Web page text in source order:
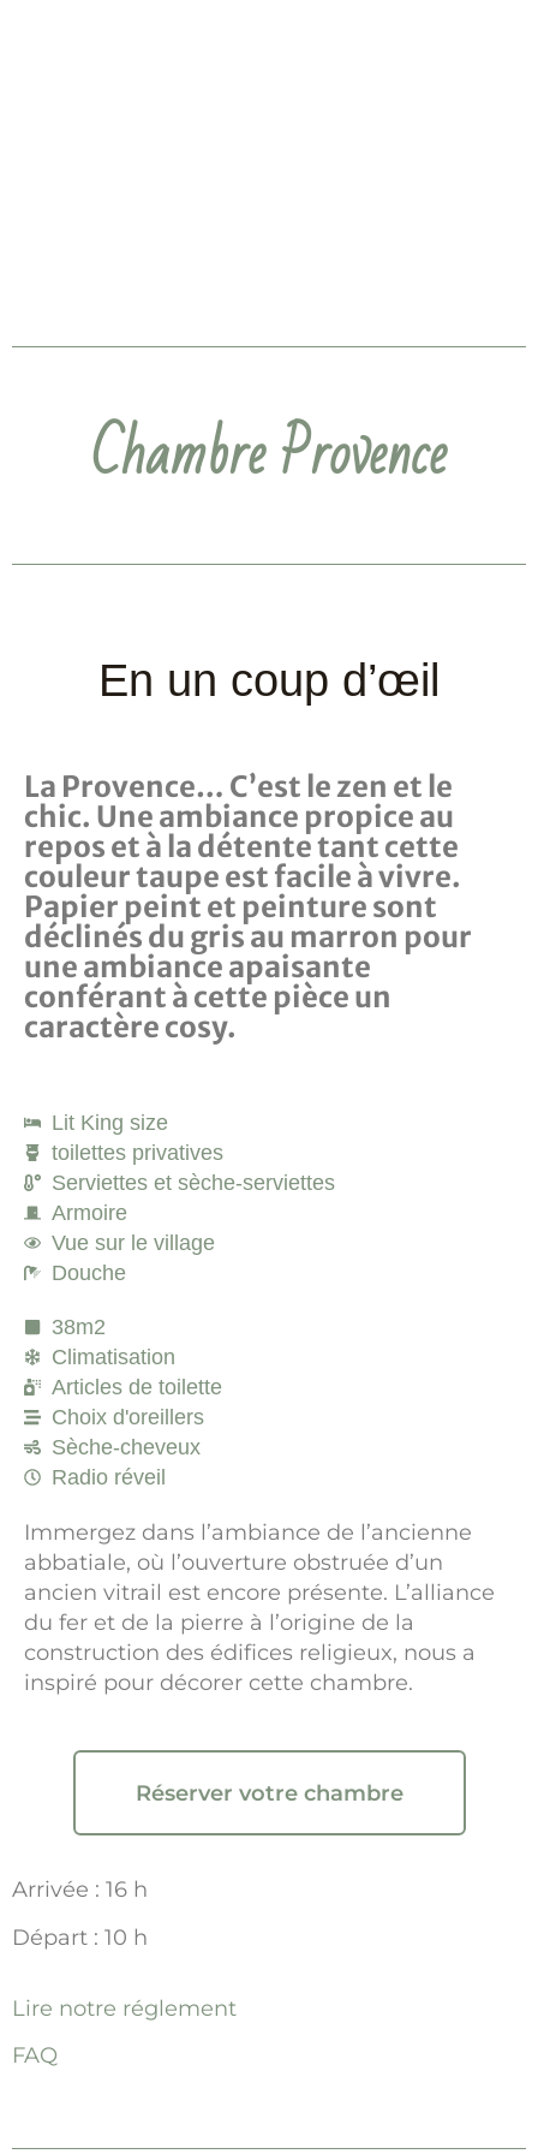
Chambre Provence
En un coup d’œil
La Provence… C’est le zen et le
chic. Une ambiance propice au
repos et à la détente tant cette
couleur taupe est facile à vivre.
Papier peint et peinture sont
déclinés du gris au marron pour
une ambiance apaisante
conférant à cette pièce un
caractère cosy.
Lit King size
toilettes privatives
Serviettes et sèche-serviettes
Armoire
Vue sur le village
Douche
38m2
Climatisation
Articles de toilette
Choix d'oreillers
Sèche-cheveux
Radio réveil
Immergez dans l’ambiance de l’ancienne
abbatiale, où l’ouverture obstruée d’un
ancien vitrail est encore présente. L’alliance
du fer et de la pierre à l’origine de la
construction des édifices religieux, nous a
inspiré pour décorer cette chambre.
Réserver votre chambre
Arrivée : 16 h
Départ : 10 h
Lire notre réglement
FAQ